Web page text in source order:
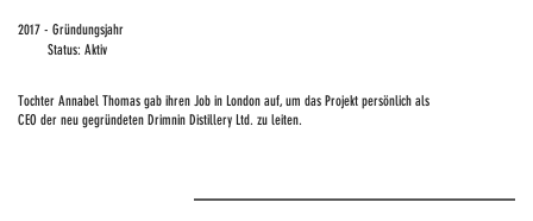
2017 - Gründungsjahr
Status: Aktiv
Tochter Annabel Thomas gab ihren Job in London auf, um das Projekt persönlich als
CEO der neu gegründeten Drimnin Distillery Ltd. zu leiten.